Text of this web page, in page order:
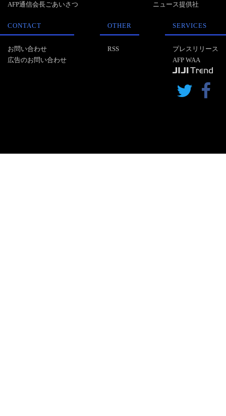
AFP通信会長ごあいさつ
ニュース提供社
CONTACT
お問い合わせ
広告のお問い合わせ
OTHER
RSS
SERVICES
プレスリリース
AFP WAA